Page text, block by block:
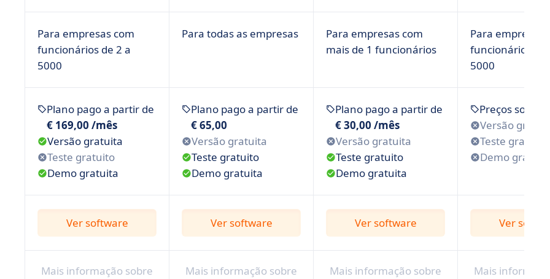
Para empresas com
funcionários de 2 a
5000
Para todas as empresas
Para empresas com
mais de 1 funcionários
Para empresas
funcionários de
5000
Plano pago a partir de
€ 169,00 /mês
Versão gratuita
Teste gratuito
Demo gratuita
Plano pago a partir de
€ 65,00
Versão gratuita
Teste gratuito
Demo gratuita
Plano pago a partir de
€ 30,00 /mês
Versão gratuita
Teste gratuito
Demo gratuita
Preços sob
Versão gratuita
Teste gratuito
Demo gratuita
Ver software Ver software Ver software Ver
Mais informação sobre
Mais informação sobre
Mais informação sobre
Mais